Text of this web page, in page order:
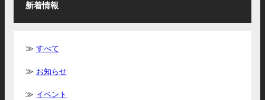
新着情報
すべて
お知らせ
イベント